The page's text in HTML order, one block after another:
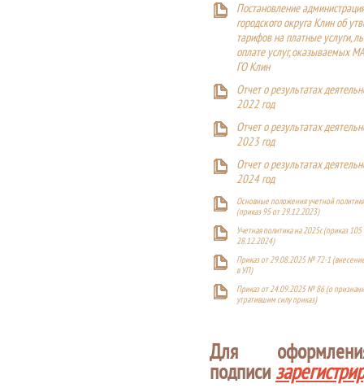
Постановление
городского округа Клин об
тарифов на платные услуги,
оплате услуг, оказываемых
ГО Клин
Отчет о результатах
2022 год
Отчет о результатах
2023 год
Отчет о результатах
2024 год
Основные положения учетной
(приказ 95 от 29.12.2023)
Учетная политика на 2025г. (приказ 105
28.12.2024)
Приказ от 29.08.2025 № 72-1
в УП)
Приказ от 24.09.2025 № 86 (о
утратившим силу приказ)
Для
подписи